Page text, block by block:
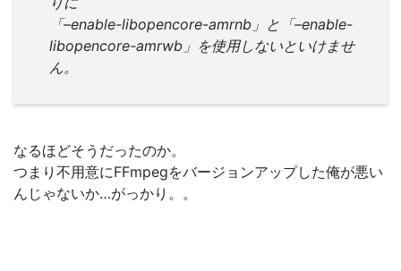
（中略）
リビジョン19631頃
「–enable-libamr-nb –enable-libamr-wb」の代わ
りに
「–enable-libopencore-amrnb」と「–enable-